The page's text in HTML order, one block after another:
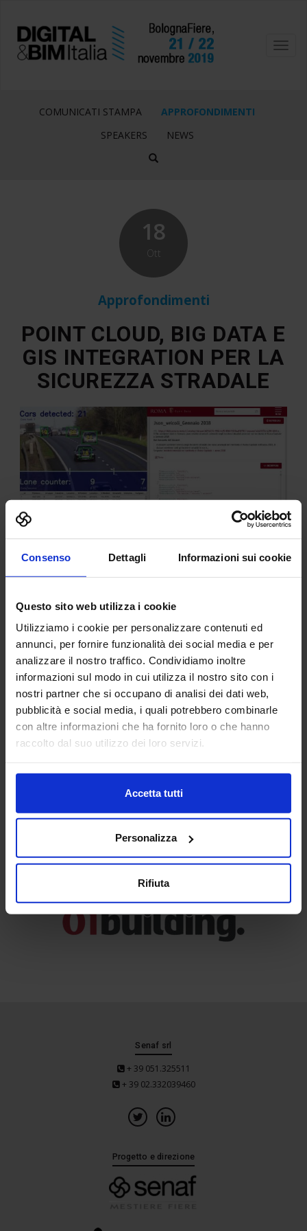
Consenso Dettagli Informazioni sui cookie
Questo sito web utilizza i cookie
Utilizziamo i cookie per personalizzare contenuti ed
annunci, per fornire funzionalità dei social media e per
analizzare il nostro traffico. Condividiamo inoltre
informazioni sul modo in cui utilizza il nostro sito con i
nostri partner che si occupano di analisi dei dati web,
pubblicità e social media, i quali potrebbero combinarle
con altre informazioni che ha fornito loro o che hanno
raccolto dal suo utilizzo dei loro servizi.
Accetta tutti
Personalizza
Rifiuta
COMUNICATI STAMPA
APPROFONDIMENTI
SPEAKERS
NEWS
18
Ott
Approfondimenti
POINT CLOUD, BIG DATA E
GIS INTEGRATION PER LA
SICUREZZA STRADALE
sicurezza delle infrastrutture italiane e il successivo decreto
Lasicurezza delle infrastrutture viarieè un problema
nazionale e mondiale. Questa presentazione contribuisce a
creare un processo ottimizzato che possa aiutare
l’ispettore di sicurezza a risolvere questo problema.
Integrando le check list di sicurezza e i dati incidentali
modello IIM
(Infrastructure Information Modelling) si ha
la possibilità di individuare analiticamente la posizione dei
“Collaborazione, Gestione ed
Continua a leggere l’intero articolo »
Gli approfondimenti sulla
Pubblica Amministrazione su
Senaf srl
+ 39 051.325511
+ 39 02.332039460
Progetto e direzione